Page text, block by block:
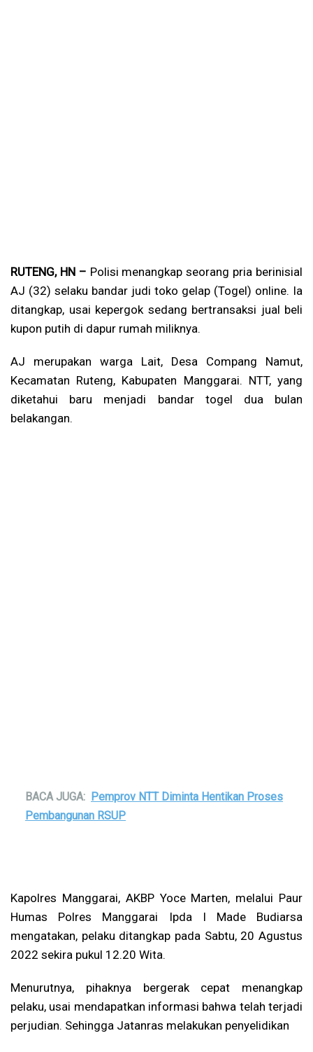
RUTENG, HN – Polisi menangkap seorang pria berinisial
AJ (32) selaku bandar judi toko gelap (Togel) online. Ia
ditangkap, usai kepergok sedang bertransaksi jual beli
kupon putih di dapur rumah miliknya.
AJ merupakan warga Lait, Desa Compang Namut,
Kecamatan Ruteng, Kabupaten Manggarai. NTT, yang
diketahui baru menjadi bandar togel dua bulan
belakangan.
BACA JUGA: Pemprov NTT Diminta Hentikan Proses
Pembangunan RSUP
Kapolres Manggarai, AKBP Yoce Marten, melalui Paur
Humas Polres Manggarai Ipda I Made Budiarsa
mengatakan, pelaku ditangkap pada Sabtu, 20 Agustus
2022 sekira pukul 12.20 Wita.
Menurutnya, pihaknya bergerak cepat menangkap
pelaku, usai mendapatkan informasi bahwa telah terjadi
perjudian. Sehingga Jatanras melakukan penyelidikan